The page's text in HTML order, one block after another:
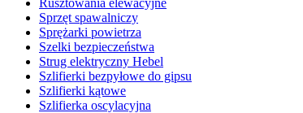
Rusztowania elewacyjne
Sprzęt spawalniczy
Sprężarki powietrza
Szelki bezpieczeństwa
Strug elektryczny Hebel
Szlifierki bezpyłowe do gipsu
Szlifierki kątowe
Szlifierka oscylacyjna